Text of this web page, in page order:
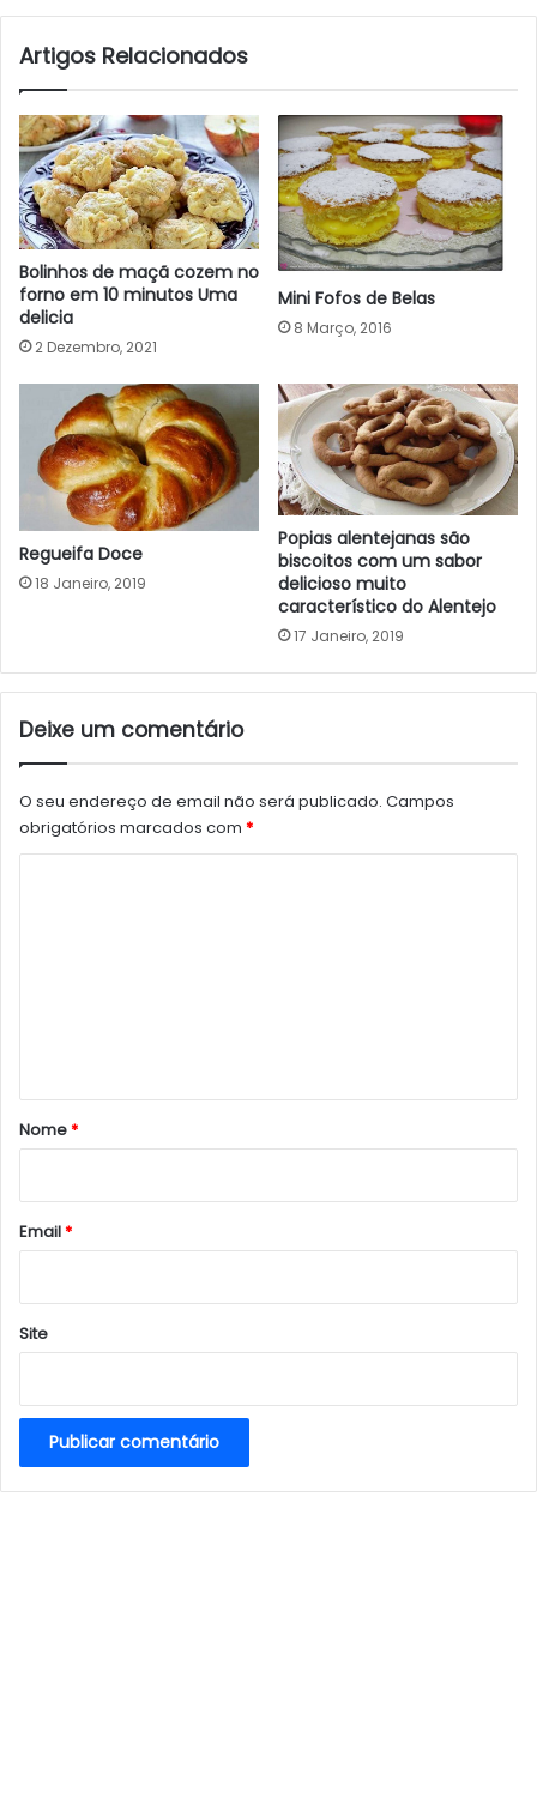
Artigos Relacionados
Bolinhos de maçã cozem no
forno em 10 minutos Uma
delicia
2 Dezembro, 2021
Mini Fofos de Belas
8 Março, 2016
Regueifa Doce
18 Janeiro, 2019
Popias alentejanas são
biscoitos com um sabor
delicioso muito
característico do Alentejo
17 Janeiro, 2019
Deixe um comentário
O seu endereço de email não será publicado. Campos
obrigatórios marcados com *
r
*
Nome*
Email*
Site